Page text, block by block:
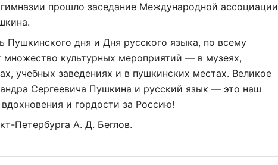
прошло заседание Международной ассоциации
Пушкинского дня и Дня русского языка, по всему
множество культурных мероприятий — в музеях,
учебных заведениях и в пушкинских местах. Великое
Сергеевича Пушкина и русский язык — это наш
и гордости за Россию!
Петербурга А. Д. Беглов.
Нажимая на кнопку "Отправить" вы
политикой конфиденциальности